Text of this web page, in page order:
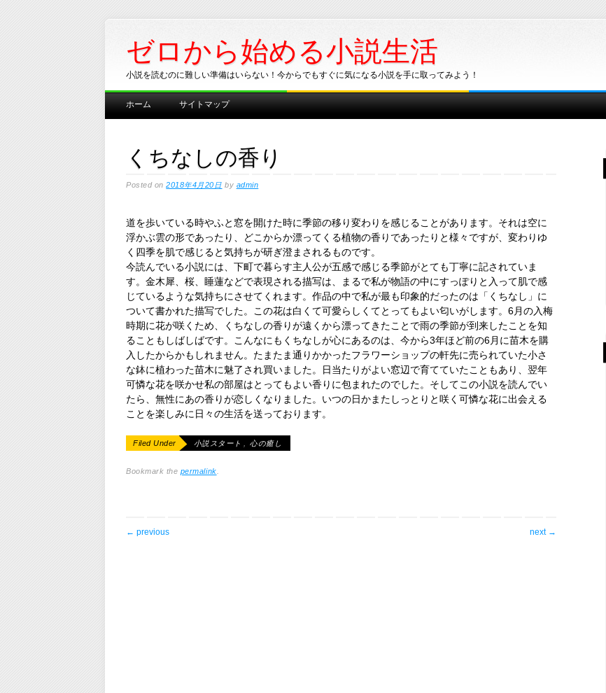
ゼロから始める小説生活
小説を読むのに難しい準備はいらない！今からでもすぐに気になる小説を手に取ってみよう！
Main menu
Skip
ホーム サイトマップ
くちなしの香り
Posted on2018年4月20日 by admin
道を歩いている時やふと窓を開けた時に季節の移り変わりを感じることがあります。それは空に
浮かぶ雲の形であったり、どこからか漂ってくる植物の香りであったりと様々ですが、変わりゆ
く四季を肌で感じると気持ちが研ぎ澄まされるものです。
今読んでいる小説には、下町で暮らす主人公が五感で感じる季節がとても丁寧に記されていま
す。金木犀、桜、睡蓮などで表現される描写は、まるで私が物語の中にすっぽりと入って肌で感
じているような気持ちにさせてくれます。作品の中で私が最も印象的だったのは「くちなし」に
ついて書かれた描写でした。この花は白くて可愛らしくてとってもよい匂いがします。6月の入梅
時期に花が咲くため、くちなしの香りが遠くから漂ってきたことで雨の季節が到来したことを知
ることもしばしばです。こんなにもくちなしが心にあるのは、今から3年ほど前の6月に苗木を購
入したからかもしれません。たまたま通りかかったフラワーショップの軒先に売られていた小さ
な鉢に植わった苗木に魅了され買いました。日当たりがよい窓辺で育てていたこともあり、翌年
可憐な花を咲かせ私の部屋はとってもよい香りに包まれたのでした。そしてこの小説を読んでい
たら、無性にあの香りが恋しくなりました。いつの日かまたしっとりと咲く可憐な花に出会える
ことを楽しみに日々の生活を送っております。
Filed Under 小説スタート 心の癒し
Bookmark the permalink
post navigation
← previous next →